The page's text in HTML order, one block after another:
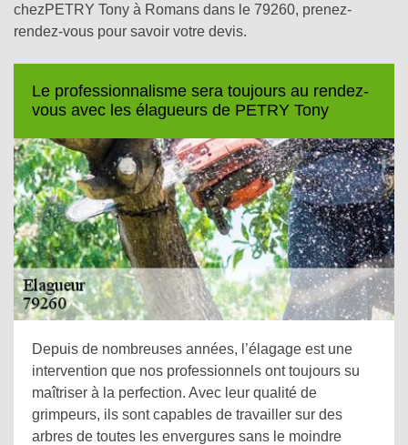
chezPETRY Tony à Romans dans le 79260, prenez-
rendez-vous pour savoir votre devis.
Le professionnalisme sera toujours au rendez-
vous avec les élagueurs de PETRY Tony
Depuis de nombreuses années, l’élagage est une
intervention que nos professionnels ont toujours su
maîtriser à la perfection. Avec leur qualité de
grimpeurs, ils sont capables de travailler sur des
arbres de toutes les envergures sans le moindre